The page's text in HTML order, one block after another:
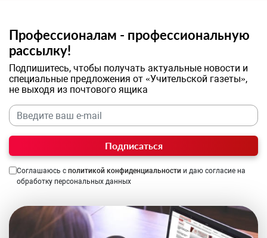
Профессионалам - профессиональную
рассылку!
Подпишитесь, чтобы получать актуальные новости и
специальные предложения от «Учительской газеты»,
не выходя из почтового ящика
Подписаться
Соглашаюсь с политикой конфиденциальности и даю согласие на
обработку персональных данных